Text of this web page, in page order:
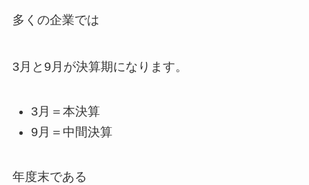
多くの企業では
3月と9月が決算期になります。
3月＝本決算
9月＝中間決算
年度末である